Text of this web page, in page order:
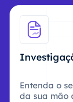
Entenda o
da sua mão